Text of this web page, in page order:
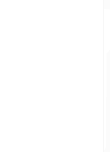
査定額がございました
価格が適切かお返事申